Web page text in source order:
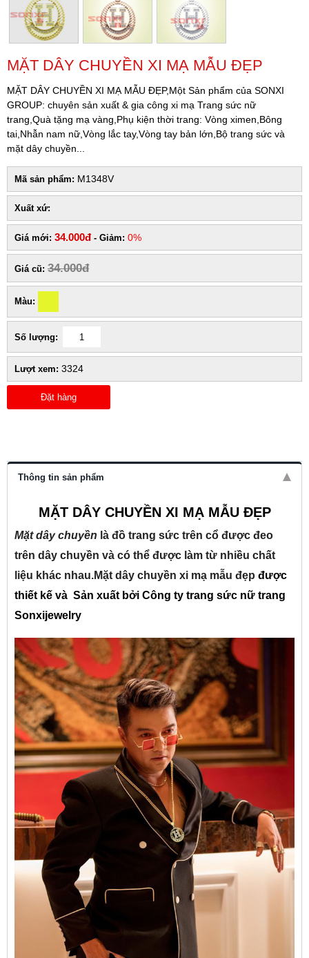
MẶT DÂY CHUYỀN XI MẠ MẪU ĐẸP
MẶT DÂY CHUYỀN XI MẠ MẪU ĐẸP,Một Sản phẩm của SONXI
GROUP: chuyên sản xuất & gia công xi mạ Trang sức nữ
trang,Quà tặng mạ vàng,Phụ kiện thời trang: Vòng ximen,Bông
tai,Nhẫn nam nữ,Vòng lắc tay,Vòng tay bản lớn,Bộ trang sức và
mặt dây chuyền...
Mã sản phẩm: M1348V
Xuất xứ:
Giá mới: 34.000đ - Giảm: 0%
Giá cũ: 34.000đ
Màu:
Số lượng:
Lượt xem: 3324
Đặt hàng
Thông tin sản phẩm
MẶT DÂY CHUYỀN XI MẠ MẪU ĐẸP
Mặt dây chuyền là đồ trang sức trên cổ được đeo
trên dây chuyền và có thể được làm từ nhiều chất
liệu khác nhau.Mặt dây chuyền xi mạ mẫu đẹp được
thiết kế và Sản xuất bởi Công ty trang sức nữ trang
Sonxijewelry